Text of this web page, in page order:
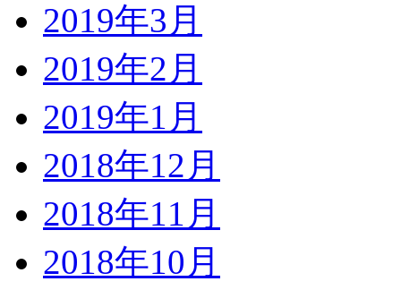
2019年3月
2019年2月
2019年1月
2018年12月
2018年11月
2018年10月